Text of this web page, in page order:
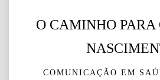
O CAMINHO PARA
COMUNICAÇÃO EM